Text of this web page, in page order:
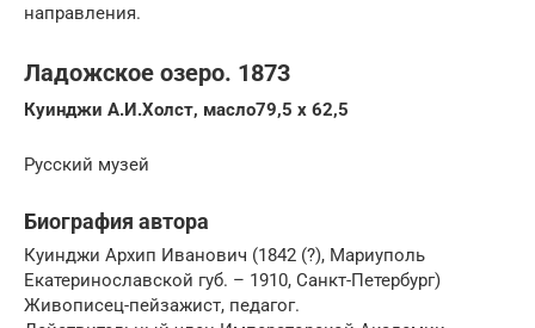
направления.
Ладожское озеро. 1873
Куинджи А.И.Холст, масло79,5 х 62,5
Русский музей
Биография автора
Куинджи Архип Иванович (1842 (?), Мариуполь
Екатеринославской губ. – 1910, Санкт-Петербург)
Живописец-пейзажист, педагог.